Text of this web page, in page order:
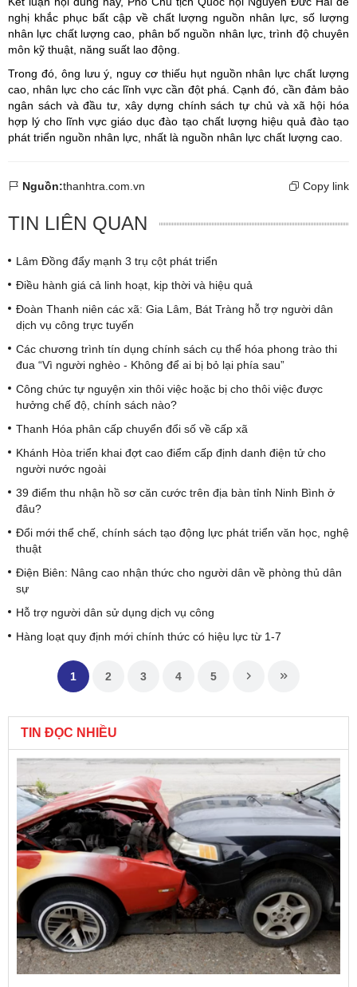
nghị khắc phục bất cập về chất lượng nguồn nhân lực, số lượng
nhân lực chất lượng cao, phân bố nguồn nhân lực, trình độ chuyên
môn kỹ thuật, năng suất lao động.
Trong đó, ông lưu ý, nguy cơ thiếu hụt nguồn nhân lực chất lượng
cao, nhân lực cho các lĩnh vực cần đột phá. Cạnh đó, cần đảm bảo
ngân sách và đầu tư, xây dựng chính sách tự chủ và xã hội hóa
hợp lý cho lĩnh vực giáo dục đào tạo chất lượng hiệu quả đào tạo
phát triển nguồn nhân lực, nhất là nguồn nhân lực chất lượng cao.
Nguồn:thanhtra.com.vn Copy link
TIN LIÊN QUAN
Lâm Đồng đẩy mạnh 3 trụ cột phát triển
Điều hành giá cả linh hoạt, kịp thời và hiệu quả
Đoàn Thanh niên các xã: Gia Lâm, Bát Tràng hỗ trợ người dân
dịch vụ công trực tuyến
Các chương trình tín dụng chính sách cụ thể hóa phong trào thi
đua “Vì người nghèo - Không để ai bị bỏ lại phía sau”
Công chức tự nguyện xin thôi việc hoặc bị cho thôi việc được
hưởng chế độ, chính sách nào?
Thanh Hóa phân cấp chuyển đổi số về cấp xã
Khánh Hòa triển khai đợt cao điểm cấp định danh điện tử cho
người nước ngoài
39 điểm thu nhận hồ sơ căn cước trên địa bàn tỉnh Ninh Bình ở
đâu?
Đổi mới thể chế, chính sách tạo động lực phát triển văn học, nghệ
thuật
Điện Biên: Nâng cao nhận thức cho người dân về phòng thủ dân
sự
Hỗ trợ người dân sử dụng dịch vụ công
Hàng loạt quy định mới chính thức có hiệu lực từ 1-7
1 2 3 4 5
TIN ĐỌC NHIỀU